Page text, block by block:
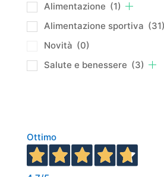
Alimentazione (1)
Alimentazione sportiva (31)
Novità (0)
Salute e benessere (3)
Ottimo